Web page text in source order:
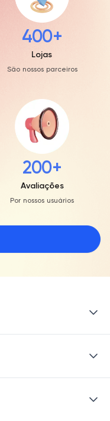
400+
Lojas
São nossos parceiros
200+
Avaliações
Por nossos usuários